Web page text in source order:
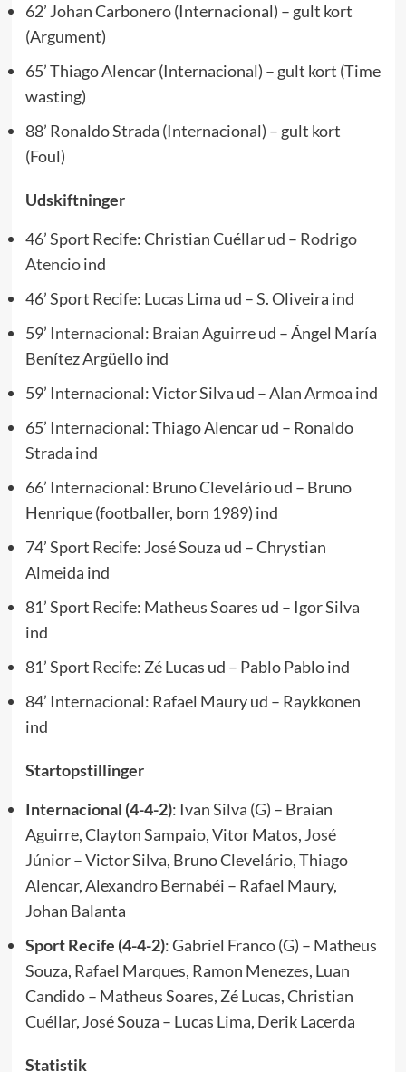
62’ Johan Carbonero (Internacional) – gult kort
(Argument)
65’ Thiago Alencar (Internacional) – gult kort (Time
wasting)
88’ Ronaldo Strada (Internacional) – gult kort
(Foul)
Udskiftninger
46’ Sport Recife: Christian Cuéllar ud – Rodrigo
Atencioind
46’ Sport Recife: Lucas Lima ud – S. Oliveira ind
59’ Internacional: Braian Aguirreud – Ángel María
Benítez Argüello ind
59’ Internacional: Victor Silva ud – Alan Armoa ind
65’ Internacional: Thiago Alencar ud – Ronaldo
Strada ind
66’ Internacional: Bruno Clevelário ud – Bruno
Henrique (footballer, born 1989) ind
74’ Sport Recife: José Souza ud – Chrystian
Almeida ind
81’ Sport Recife: Matheus Soares ud – Igor Silva
ind
81’ Sport Recife: Zé Lucas ud – Pablo Pablo ind
84’ Internacional: Rafael Maury ud – Raykkonen
ind
Startopstillinger
Internacional (4-4-2): Ivan Silva (G) – Braian
Aguirre, Clayton Sampaio, Vitor Matos, José
Júnior– Victor Silva, Bruno Clevelário, Thiago
Alencar, Alexandro Bernabéi – Rafael Maury,
Johan Balanta
Sport Recife (4-4-2): Gabriel Franco (G) – Matheus
Souza, Rafael Marques, Ramon Menezes, Luan
Candido – Matheus Soares, Zé Lucas, Christian
Cuéllar, José Souza – Lucas Lima, Derik Lacerda
Statistik